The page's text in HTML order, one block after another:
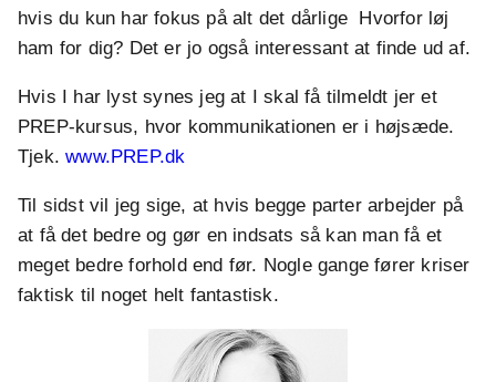
hvis du kun har fokus på alt det dårlige Hvorfor løj
ham for dig? Det er jo også interessant at finde ud af.
Hvis I har lyst synes jeg at I skal få tilmeldt jer et
PREP-kursus, hvor kommunikationen er i højsæde.
Tjek.www.PREP.dk
Til sidst vil jeg sige, at hvis begge parter arbejder på
at få det bedre og gør en indsats så kan man få et
meget bedre forhold end før. Nogle gange fører kriser
faktisk til noget helt fantastisk.